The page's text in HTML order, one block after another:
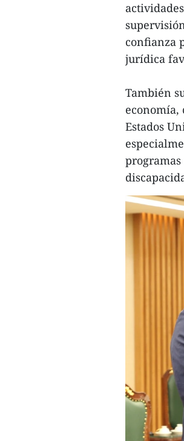
confianza
jurídica
También
Estados